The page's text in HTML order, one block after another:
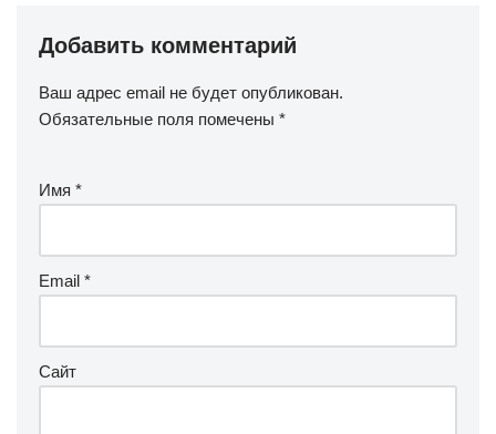
Добавить комментарий
Ваш адрес email не будет опубликован.
Обязательные поля помечены *
Имя *
Email *
Сайт